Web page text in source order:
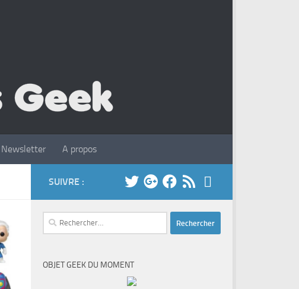
Newsletter A propos
SUIVRE :
Rechercher :
OBJET GEEK DU MOMENT